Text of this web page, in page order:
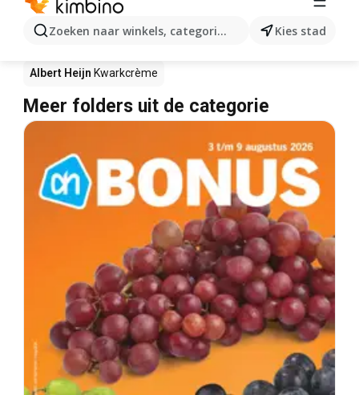
Zoeken naar winkels, categorieën, producten...
Kies stad
Kwarkcrème in actie – Waar te koop?
Plus Kwarkcrème
Albert Heijn Kwarkcrème
Meer folders uit de categorie